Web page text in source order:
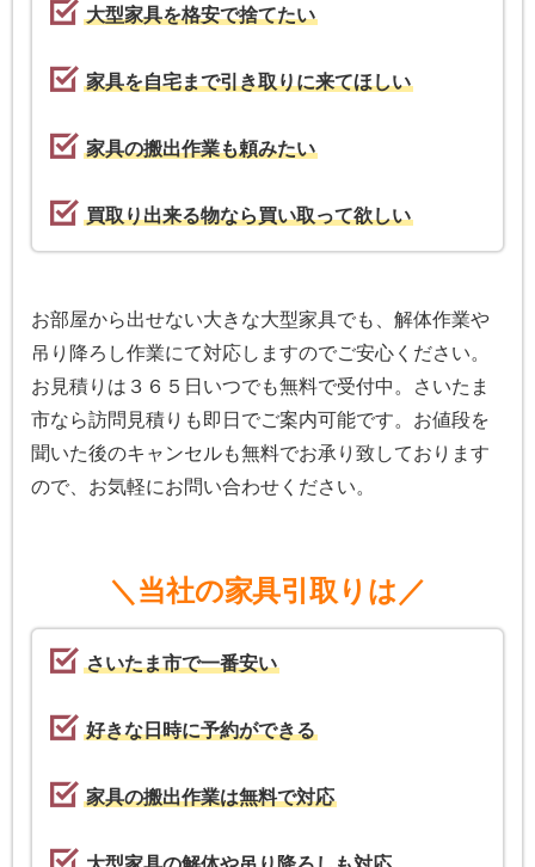
大型家具を格安で捨てたい
家具を自宅まで引き取りに来てほしい
家具の搬出作業も頼みたい
買取り出来る物なら買い取って欲しい
お部屋から出せない大きな大型家具でも、解体作業や
吊り降ろし作業にて対応しますのでご安心ください。
お見積りは３６５日いつでも無料で受付中。さいたま
市なら訪問見積りも即日でご案内可能です。お値段を
聞いた後のキャンセルも無料でお承り致しております
ので、お気軽にお問い合わせください。
＼当社の家具引取りは／
さいたま市で一番安い
好きな日時に予約ができる
家具の搬出作業は無料で対応